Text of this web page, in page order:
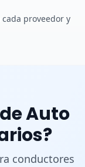
proveedor y
Auto
conductores